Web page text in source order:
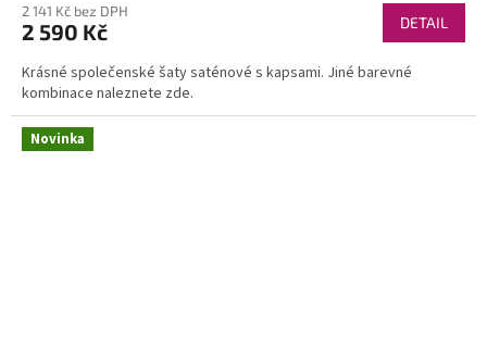
2 141 Kč bez DPH
2 590 Kč DETAIL
Krásné společenské šaty saténové s kapsami. Jiné barevné
kombinace naleznete zde.
Novinka